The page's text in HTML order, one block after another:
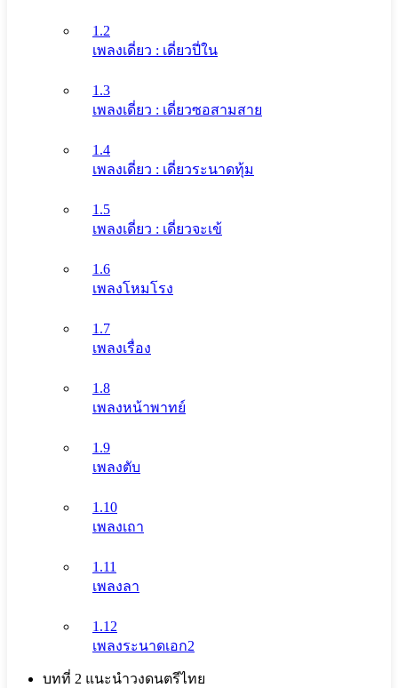
1.2
เพลงเดี่ยว : เดี่ยวปี่ใน
1.3
เพลงเดี่ยว : เดี่ยวซอสามสาย
1.4
เพลงเดี่ยว : เดี่ยวระนาดทุ้ม
1.5
เพลงเดี่ยว : เดี่ยวจะเข้
1.6
เพลงโหมโรง
1.7
เพลงเรื่อง
1.8
เพลงหน้าพาทย์
1.9
เพลงตับ
1.10
เพลงเถา
1.11
เพลงลา
1.12
เพลงระนาดเอก2
บทที่ 2 แนะนําวงดนตรีไทย